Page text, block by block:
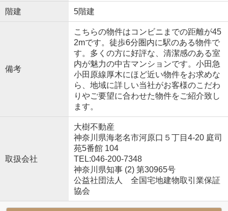
階建 5階建
備考
こちらの物件はコンビニまでの距離が45
2mです。徒歩6分圏内に駅のある物件で
す。多くの方に好評な、清潔感のある室
内が魅力の中古マンションです。小田急
小田原線厚木にほど近い物件をお求めな
ら、地域に詳しい当社がお客様のこだわ
りやご要望に合わせた物件をご紹介致し
ます。
取扱会社
大樹不動産
神奈川県海老名市河原口５丁目4-20 庭司
苑5番館 104
TEL:046-200-7348
神奈川県知事 (2) 第30965号
公益社団法人 全国宅地建物取引業保証
協会